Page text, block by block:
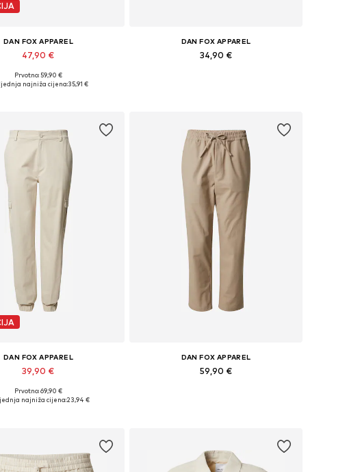
DAN FOX APPAREL
47,90 €
veličine: S, M, L, XL
Prvotno: 59,90 €
najniža cijena:35,91 €
DAN FOX APPAREL
34,90 €
DAN FOX APPAREL
39,90 €
Dostupno u više veličina
Prvotno: 69,90 €
najniža cijena:23,94 €
DAN FOX APPAREL
59,90 €